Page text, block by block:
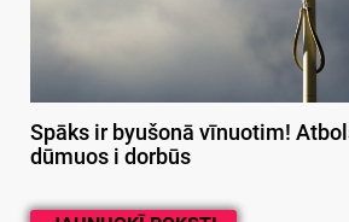
Spāks ir byušonā vīnuotim!
dūmuos i dorbūs